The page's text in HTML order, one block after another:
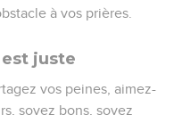
à vos prières.
juste
vos peines, aimez-
soyez bons, soyez